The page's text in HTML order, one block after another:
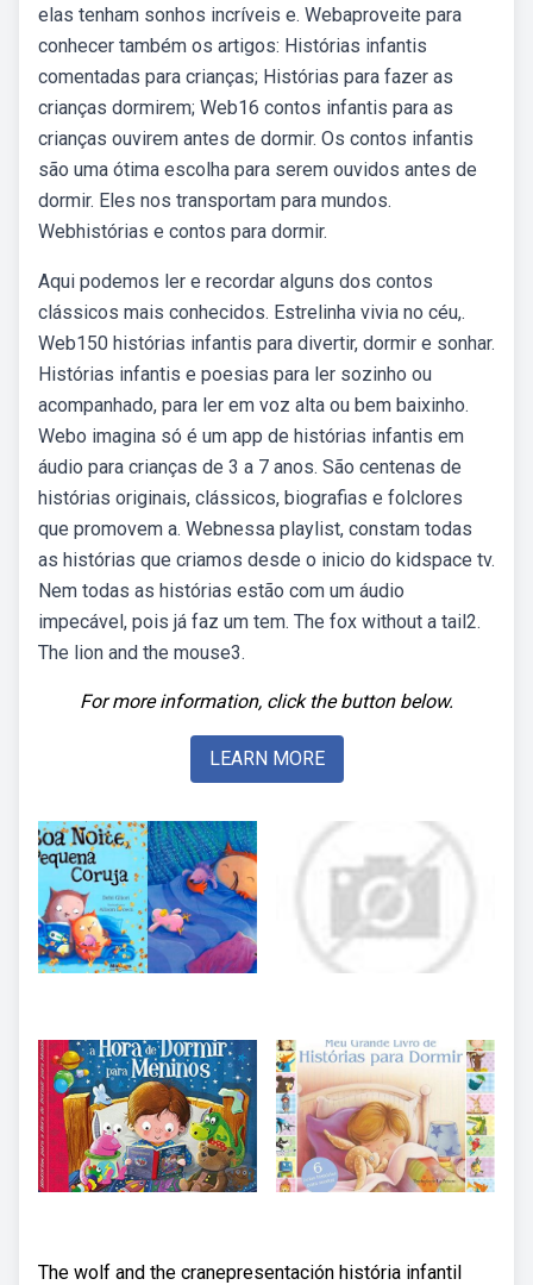
elas tenham sonhos incríveis e. Webaproveite para
conhecer também os artigos: Histórias infantis
comentadas para crianças; Histórias para fazer as
crianças dormirem; Web16 contos infantis para as
crianças ouvirem antes de dormir. Os contos infantis
são uma ótima escolha para serem ouvidos antes de
dormir. Eles nos transportam para mundos.
Webhistórias e contos para dormir.
Aqui podemos ler e recordar alguns dos contos
clássicos mais conhecidos. Estrelinha vivia no céu,.
Web150 histórias infantis para divertir, dormir e sonhar.
Histórias infantis e poesias para ler sozinho ou
acompanhado, para ler em voz alta ou bem baixinho.
Webo imagina só é um app de histórias infantis em
áudio para crianças de 3 a 7 anos. São centenas de
histórias originais, clássicos, biografias e folclores
que promovem a. Webnessa playlist, constam todas
as histórias que criamos desde o inicio do kidspace tv.
Nem todas as histórias estão com um áudio
impecável, pois já faz um tem. The fox without a tail2.
The lion and the mouse3.
For more information, click the button below.
LEARN MORE
The wolf and the cranepresentación história infantil